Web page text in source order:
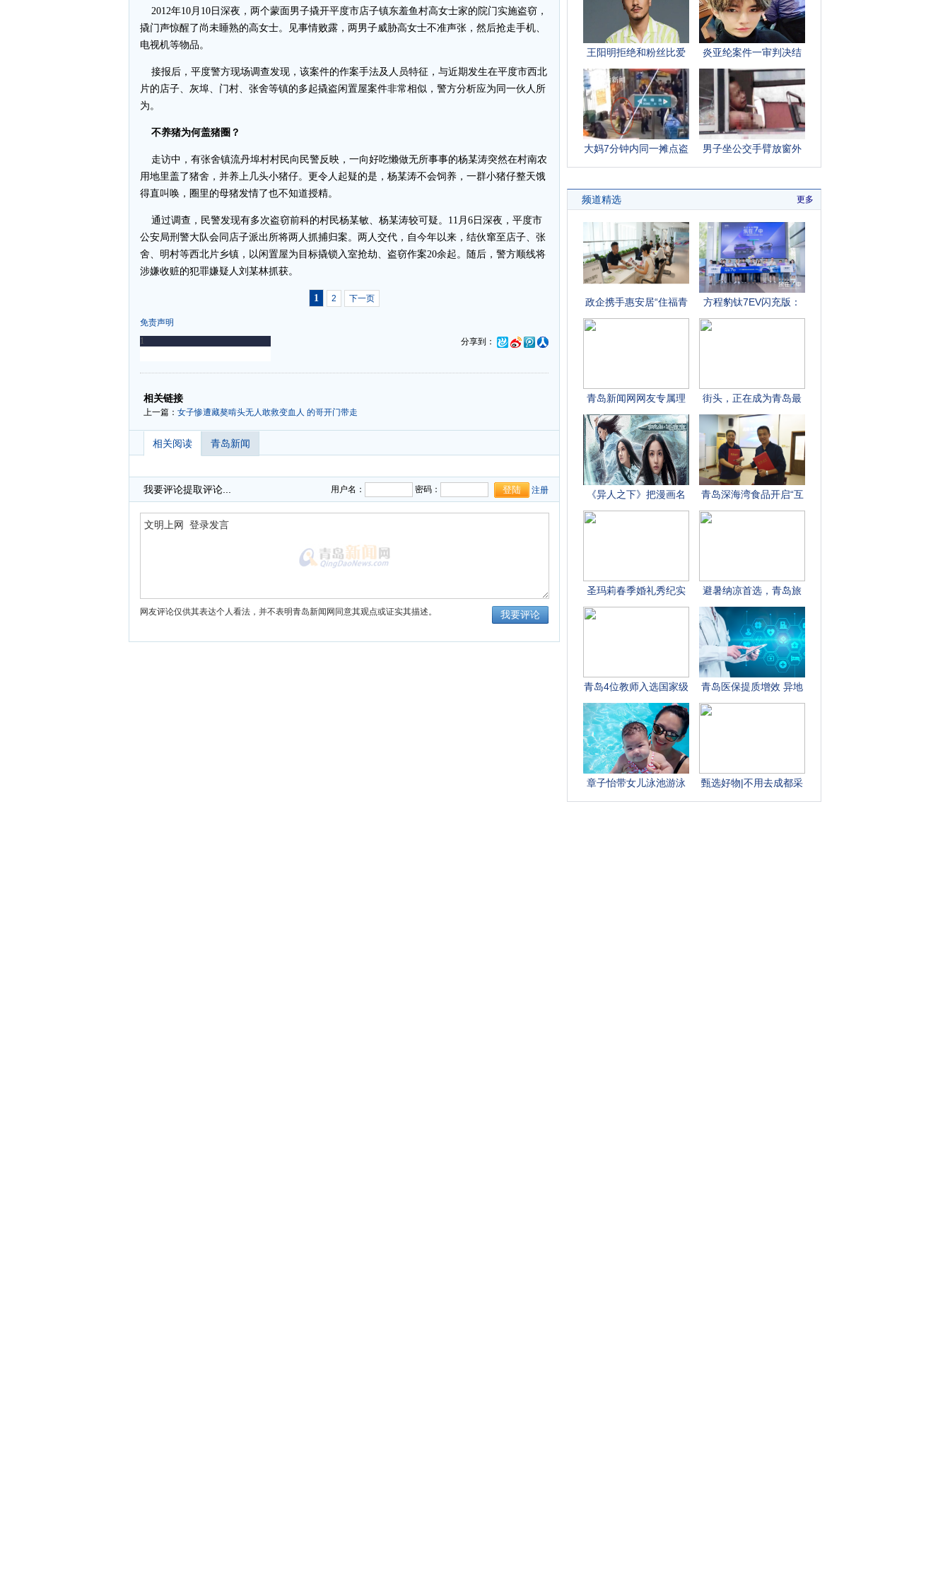
2012年10月10日深夜，两个蒙面男子撬开平度市店子镇东羞鱼村高女士家的院门实施盗窃，
撬门声惊醒了尚未睡熟的高女士。见事情败露，两男子威胁高女士不准声张，然后抢走手机、
电视机等物品。
接报后，平度警方现场调查发现，该案件的作案手法及人员特征，与近期发生在平度市西北
片的店子、灰埠、门村、张舍等镇的多起撬盗闲置屋案件非常相似，警方分析应为同一伙人所
为。
不养猪为何盖猪圈？
走访中，有张舍镇流丹埠村村民向民警反映，一向好吃懒做无所事事的杨某涛突然在村南农
用地里盖了猪舍，并养上几头小猪仔。更令人起疑的是，杨某涛不会饲养，一群小猪仔整天饿
得直叫唤，圈里的母猪发情了也不知道授精。
通过调查，民警发现有多次盗窃前科的村民杨某敏、杨某涛较可疑。11月6日深夜，平度市
公安局刑警大队会同店子派出所将两人抓捕归案。两人交代，自今年以来，结伙窜至店子、张
舍、明村等西北片乡镇，以闲置屋为目标撬锁入室抢劫、盗窃作案20余起。随后，警方顺线将
涉嫌收赃的犯罪嫌疑人刘某林抓获。
1 2 下一页
免责声明
分享到：
-
相关链接
上一篇： 女子惨遭藏獒啃头无人敢救变血人 的哥开门带走
相关阅读 青岛新闻
我要评论提取评论... 用户名： 密码： 注册
网友评论仅供其表达个人看法，并不表明青岛新闻网同意其观点或证实其描述。